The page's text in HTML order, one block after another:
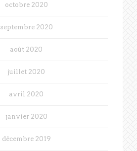
octobre 2020
septembre 2020
août 2020
juillet 2020
avril 2020
janvier 2020
décembre 2019